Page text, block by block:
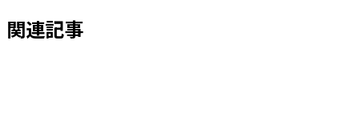
関連記事